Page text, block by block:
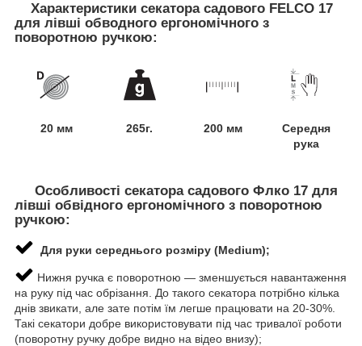
Характеристики секатора садового FELCO 17
для лівші обводного ергономічного з
поворотною ручкою:
20 мм 265г. 200 мм
Середня
рука
Особливості секатора садового Флко 17 для
лівші обвідного ергономічного з поворотною
ручкою:
Для руки середнього розміру (Medium);
Нижня ручка є поворотною — зменшується навантаження
на руку під час обрізання. До такого секатора потрібно кілька
днів звикати, але зате потім їм легше працювати на 20-30%.
Такі секатори добре використовувати під час тривалої роботи
(поворотну ручку добре видно на відео внизу);